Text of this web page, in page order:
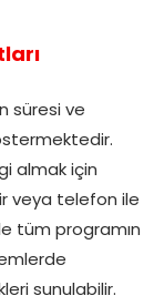
süresi ve
almak için
veya telefon ile
tüm programın
sunulabilir.